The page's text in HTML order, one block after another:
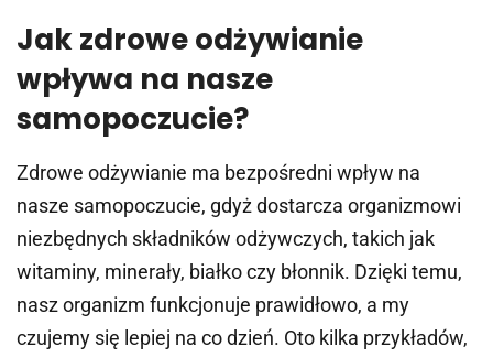
Jak zdrowe odżywianie
wpływa na nasze
samopoczucie?
Zdrowe odżywianie ma bezpośredni wpływ na
nasze samopoczucie, gdyż dostarcza organizmowi
niezbędnych składników odżywczych, takich jak
witaminy, minerały, białko czy błonnik. Dzięki temu,
nasz organizm funkcjonuje prawidłowo, a my
czujemy się lepiej na co dzień. Oto kilka przykładów,